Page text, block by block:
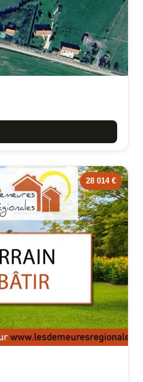
28 014 €